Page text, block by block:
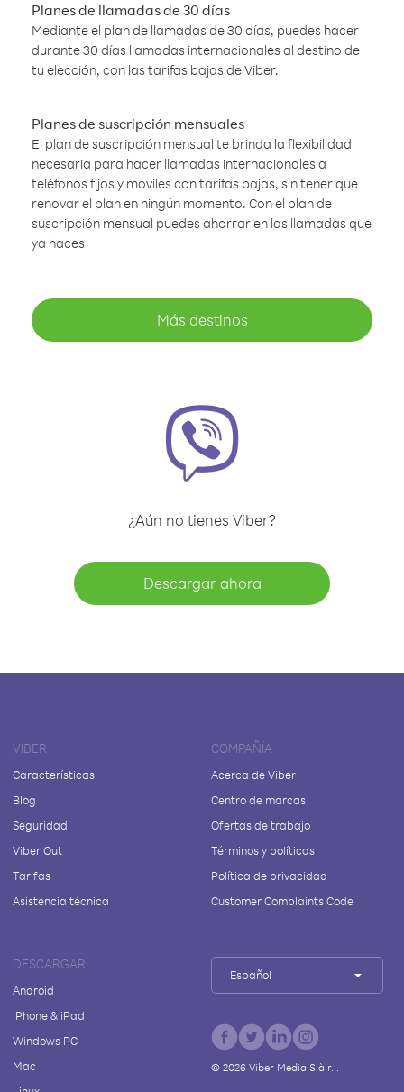
Planes de llamadas de 30 días
Mediante el plan de llamadas de 30 días, puedes hacer
durante 30 días llamadas internacionales al destino de
tu elección, con las tarifas bajas de Viber.
Planes de suscripción mensuales
El plan de suscripción mensual te brinda la flexibilidad
necesaria para hacer llamadas internacionales a
teléfonos fijos y móviles con tarifas bajas, sin tener que
renovar el plan en ningún momento. Con el plan de
suscripción mensual puedes ahorrar en las llamadas que
ya haces
Más destinos
¿Aún no tienes Viber?
Descargar ahora
VIBER
Características
Blog
Seguridad
Viber Out
Tarifas
Asistencia técnica
COMPAÑÍA
Acerca de Viber
Centro de marcas
Ofertas de trabajo
Términos y políticas
Política de privacidad
Customer Complaints Code
DESCARGAR
Android
iPhone & iPad
Windows PC
Mac
Español
© 2026Viber Media S.à r.l.